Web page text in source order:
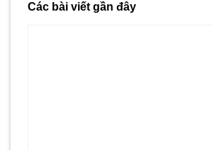
Các bài viết gần đây